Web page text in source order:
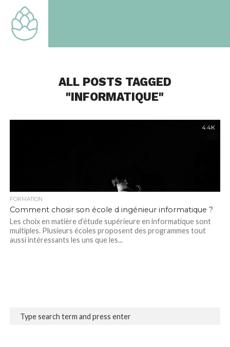
TOUT
SAVOIR
ALL POSTS TAGGED
"INFORMATIQUE"
4.4K
FORMATION
Comment chosir son école d ingénieur informatique ?
Les choix en matière d’étude supérieure en informatique sont
multiples. Plusieurs écoles proposent des programmes tout
aussi intéressants les uns que les...